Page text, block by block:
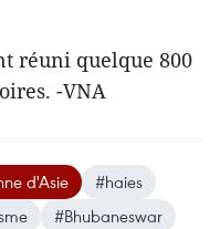
réuni quelque 800
-VNA
d'Asie
#haies
#Bhubaneswar